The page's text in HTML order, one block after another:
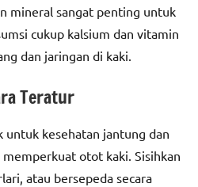
mineral sangat penting untuk
cukup kalsium dan vitamin
dan jaringan di kaki.
Teratur
untuk kesehatan jantung dan
otot kaki. Sisihkan
atau bersepeda secara